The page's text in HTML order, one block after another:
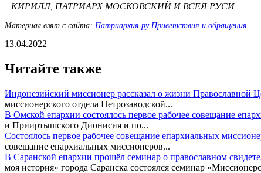
+КИРИЛЛ, ПАТРИАРХ МОСКОВСКИЙ И ВСЕЯ РУСИ
Материал взят с сайта: Патриархия.ру Приветствия и обращения
13.04.2022
Читайте также
Индонезийский миссионер рассказал о жизни Православной
миссионерского отдела Петрозаводской...
В Омской епархии состоялось первое рабочее совещание
и Прииртышского Дионисия и по...
Состоялось первое рабочее совещание епархиальных
совещание епархиальных миссионеров...
В Саранской епархии прошёл семинар о православном
моя история» города Саранска состоялся семинар